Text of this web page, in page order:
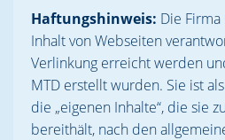
Haftungshinweis: Die
Inhalt von Webseiten
Verlinkung erreicht werden
MTD erstellt wurden. Sie ist
die „eigenen Inhalte“, die sie
bereithält, nach den